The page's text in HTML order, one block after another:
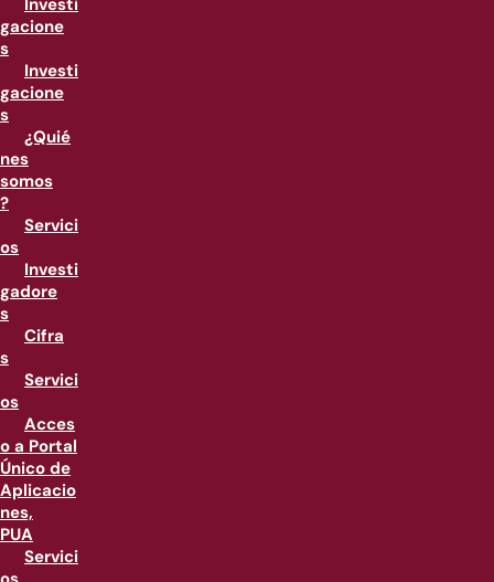
Investi
gacione
s
Investi
gacione
s
¿Quié
nes
somos
?
Servici
os
Investi
gadore
s
Cifra
s
Servici
os
Acces
o a Portal
Único de
Aplicacio
nes,
PUA
Servici